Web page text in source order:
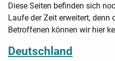
Diese Seiten befinden sich
Laufe der Zeit erweitert, denn
Betroffenen können wir hier
Deutschland